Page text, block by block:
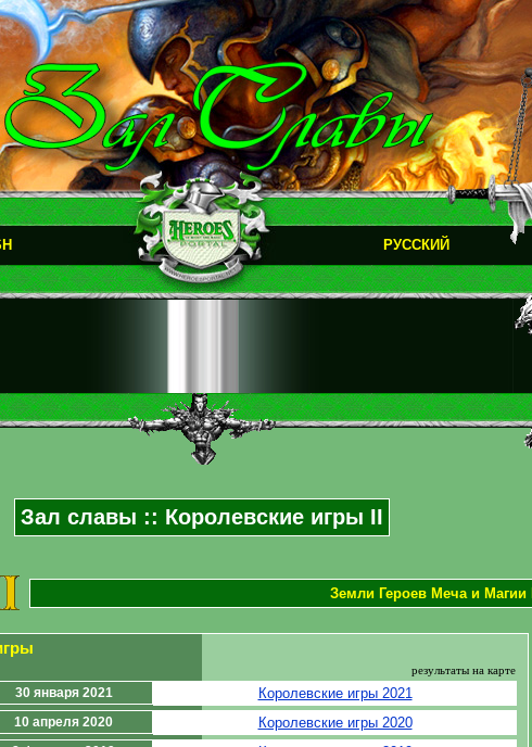
РУССКИЙ
Зал славы :: Королевские игры II
Земли Героев Меча и Магии II
результаты на карте
30 января 2021 Королевские игры 2021
10 апреля 2020 Королевские игры 2020